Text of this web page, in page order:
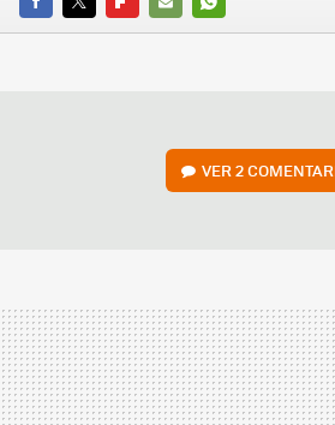
FACEBOOK
TWITTERFLIPBOARD
E-
WHATSAPP
VER2